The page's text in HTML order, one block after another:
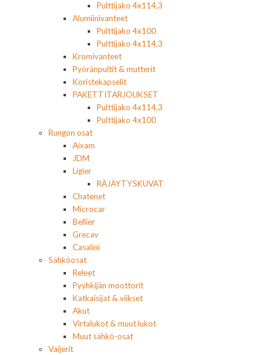
Pulttijako 4x114,3
Alumiinivanteet
Pulttijako 4x100
Pulttijako 4x114,3
Kromivanteet
Pyöränpultit & mutterit
Koristekapselit
PAKETTITARJOUKSET
Pulttijako 4x114,3
Pulttijako 4x100
Rungon osat
Aixam
JDM
Ligier
RÄJÄYTYSKUVAT
Chatenet
Microcar
Bellier
Grecav
Casalini
Sähköosat
Releet
Pyyhkijän moottorit
Katkaisijat & viikset
Akut
Virtalukot & muut lukot
Muut sähkö-osat
Vaijerit